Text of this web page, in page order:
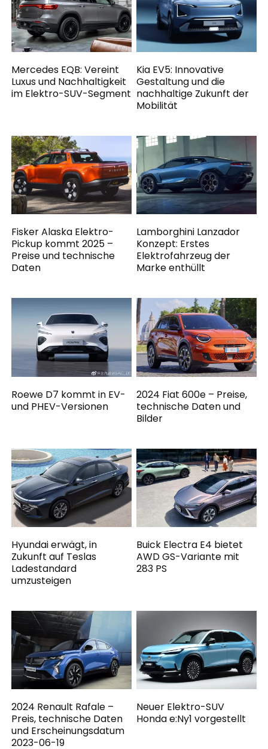
Mercedes EQB: Vereint
Luxus und Nachhaltigkeit
im Elektro-SUV-Segment
Kia EV5: Innovative
Gestaltung und die
nachhaltige Zukunft der
Mobilität
Fisker Alaska Elektro-
Pickup kommt 2025 –
Preise und technische
Daten
Lamborghini Lanzador
Konzept: Erstes
Elektrofahrzeug der
Marke enthüllt
Roewe D7 kommt in EV-
und PHEV-Versionen
2024 Fiat 600e – Preise,
technische Daten und
Bilder
Hyundai erwägt, in
Zukunft auf Teslas
Ladestandard
umzusteigen
Buick Electra E4 bietet
AWD GS-Variante mit
283 PS
2024 Renault Rafale –
Preis, technische Daten
und Erscheinungsdatum
2023-06-19
Neuer Elektro-SUV
Honda e:Ny1 vorgestellt